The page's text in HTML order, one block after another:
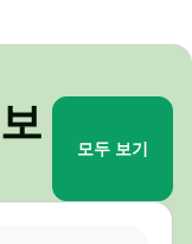
모두 보기